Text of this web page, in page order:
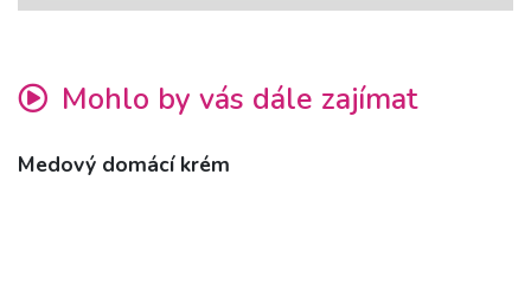
Mohlo by vás dále zajímat
Medový domácí krém